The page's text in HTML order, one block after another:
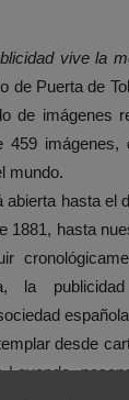
vive la
de Puerta de
de imágenes
459
mundo.
hasta el
1881, hasta
la
desde